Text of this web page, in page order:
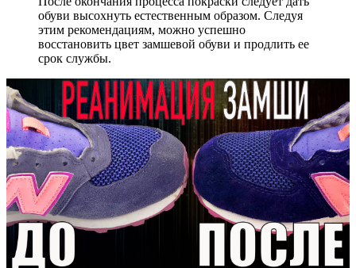
обуви высохнуть естественным образом. Следуя
этим рекомендациям, можно успешно
восстановить цвет замшевой обуви и продлить ее
срок службы.